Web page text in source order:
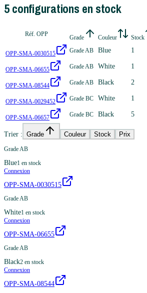
5configurations en stock
Réf. OPP Grade Couleur Stock
OPP-SMA-0030515 Grade AB Blue 1
OPP-SMA-06655 Grade AB White 1
OPP-SMA-08544 Grade AB Black 2
OPP-SMA-0029452 Grade BC White 1
OPP-SMA-06657 Grade BC Black 5
Trier : Grade Couleur Stock Prix
Grade AB
Blue1 en stock
Connexion
OPP-SMA-0030515
Grade AB
White1 en stock
Connexion
OPP-SMA-06655
Grade AB
Black2 en stock
Connexion
OPP-SMA-08544